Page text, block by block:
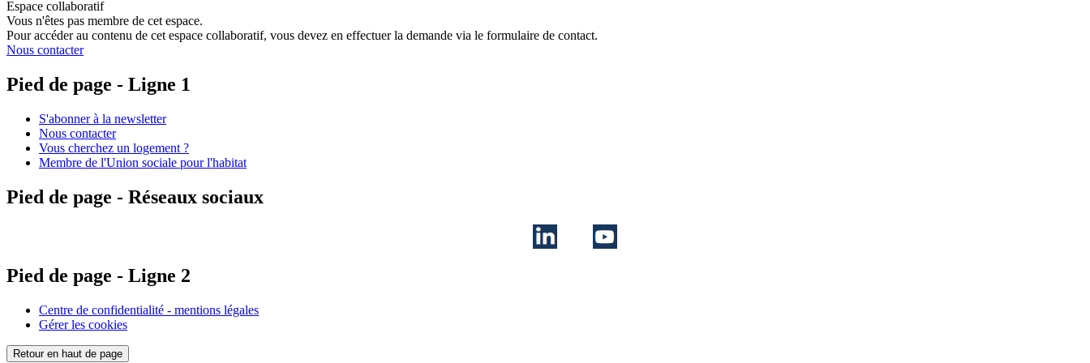
Espace collaboratif
Vous n'êtes pas membre de cet espace.
Pour accéder au contenu de cet espace collaboratif, vous devez en effectuer la demande via le formulaire de contact.
Nous contacter
Pied de page - Ligne 1
S'abonner à la newsletter
Nous contacter
Vous cherchez un logement ?
Membre de l'Union sociale pour l'habitat
Pied de page - Réseaux sociaux
Pied de page - Ligne 2
Centre de confidentialité - mentions légales
Gérer les cookies
Retour en haut de page